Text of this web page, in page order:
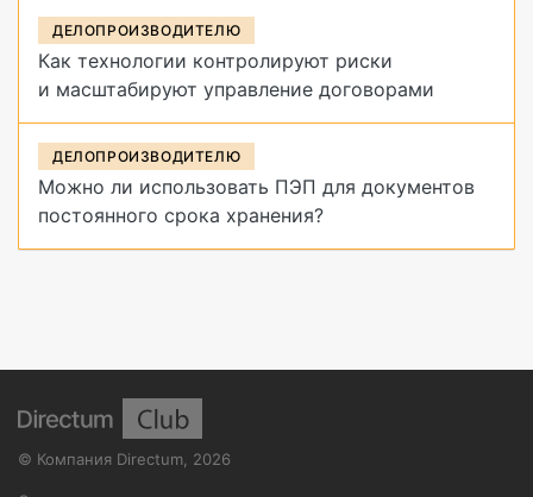
ДЕЛОПРОИЗВОДИТЕЛЮ
Как технологии контролируют риски
и масштабируют управление договорами
ДЕЛОПРОИЗВОДИТЕЛЮ
Можно ли использовать ПЭП для документов
постоянного срока хранения?
© Компания Directum 2026